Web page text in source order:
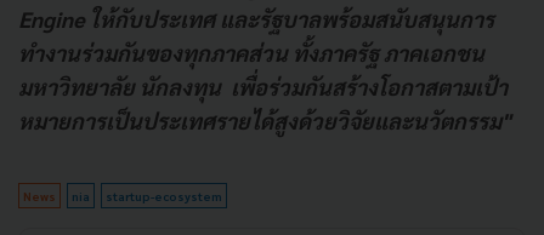
Engine ให้กับประเทศ และรัฐบาลพร้อมสนับสนุนการ
ทำงานร่วมกันของทุกภาคส่วน ทั้งภาครัฐ ภาคเอกชน
มหาวิทยาลัย นักลงทุน เพื่อร่วมกันสร้างโอกาสตามเป้า
หมายการเป็นประเทศรายได้สูงด้วยวิจัยและนวัตกรรม"
News nia startup-ecosystem